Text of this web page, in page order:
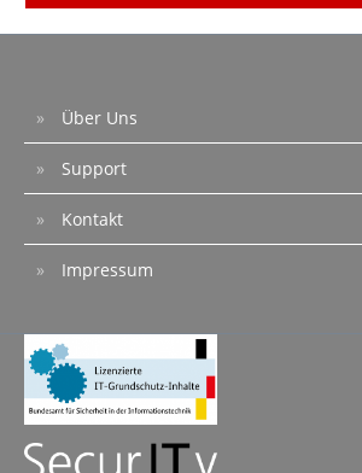
Über Uns
Support
Kontakt
Impressum